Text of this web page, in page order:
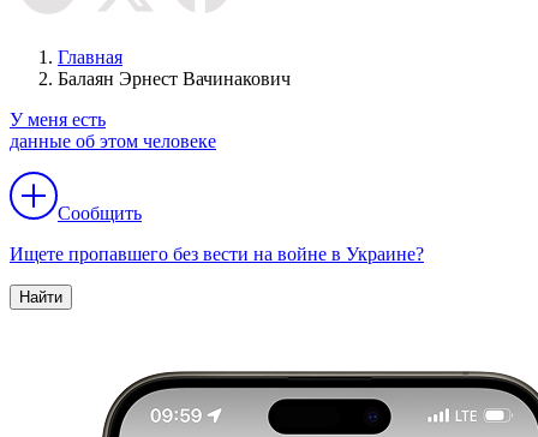
Главная
Балаян Эрнест Вачинакович
У меня есть
данные об этом человеке
Сообщить
Ищете пропавшего без вести на войне в Украине?
Найти